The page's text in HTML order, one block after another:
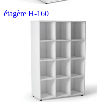
étagère H-160